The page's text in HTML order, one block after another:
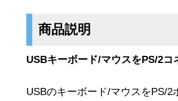
商品説明
USBキーボード/マウスをPS/2
USBのキーボード/マウスをPS/